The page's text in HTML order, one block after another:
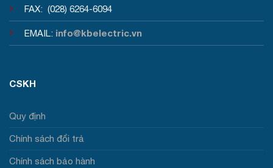
FAX: (028) 6264-6094
EMAIL: info@kbelectric.vn
CSKH
Quy định
Chính sách đổi trả
Chính sách bảo hành